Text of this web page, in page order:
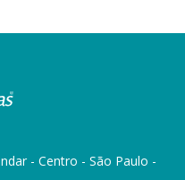
- Centro - São Paulo -